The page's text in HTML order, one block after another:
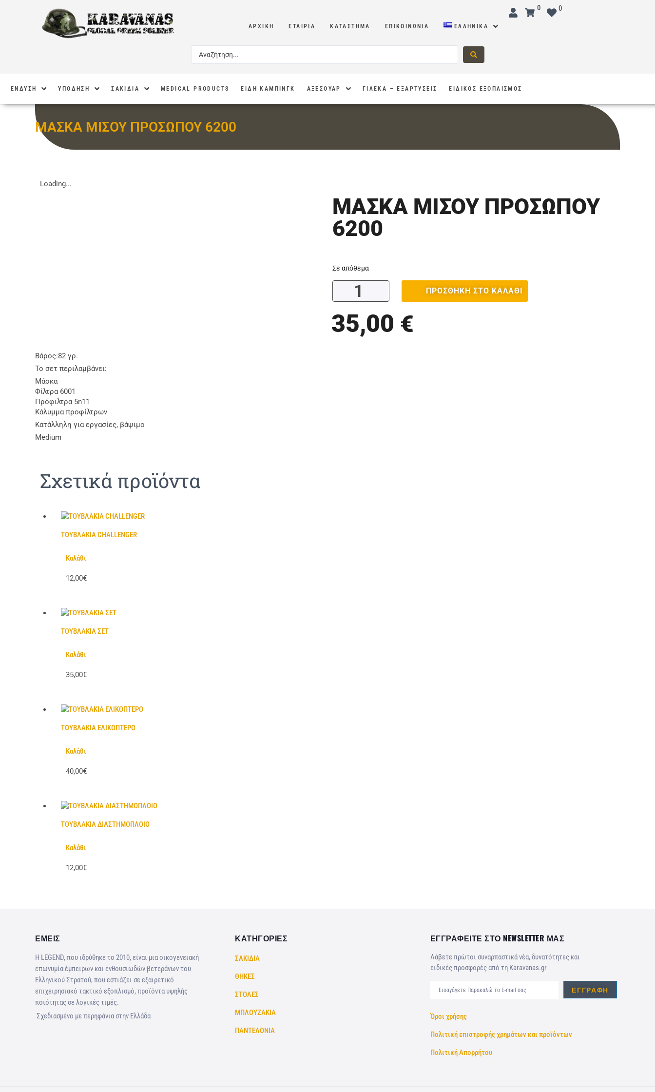
ΑΡΧΙΚΉ ΕΤΑΙΡΊΑ ΚΑΤΆΣΤΗΜΑ ΕΠΙΚΟΙΝΩΝΊΑ ΕΛΛΗΝΙΚΆ
0 0
ΕΝΔΥΣΗ ΥΠΟΔΗΣΗ ΣΑΚΙΔΙΑ MEDICAL PRODUCTS ΕΙΔΗ ΚΑΜΠΙΝΓΚ ΑΞΕΣΟΥΑΡ ΓΙΛΕΚΑ – ΕΞΑΡΤΥΣΕΙΣ ΕΙΔΙΚΟΣ ΕΞΟΠΛΙΣΜΟΣ
ΜΑΣΚΑ ΜΙΣΟΥ ΠΡΟΣΩΠΟΥ 6200
Loading...
ΜΑΣΚΑ ΜΙΣΟΥ ΠΡΟΣΩΠΟΥ
6200
Σε απόθεμα
ΠΡΟΣΘΉΚΗ ΣΤΟ ΚΑΛΆΘΙ
35,00 €
Βάρος:82 γρ.
Το σετ περιλαμβάνει:
Μάσκα
Φίλτρα 6001
Πρόφιλτρα 5n11
Κάλυμμα προφίλτρων
Κατάλληλη για εργασίες, βάψιμο
Medium
Σχετικά προϊόντα
ΤΟΥΒΛΑΚΙΑ CHALLENGER
Καλάθι
12,00€
ΤΟΥΒΛΑΚΙΑ ΣΕΤ
Καλάθι
35,00€
ΤΟΥΒΛΑΚΙΑ ΕΛΙΚΟΠΤΕΡΟ
Καλάθι
40,00€
ΤΟΥΒΛΑΚΙΑ ΔΙΑΣΤΗΜΟΠΛΟΙΟ
Καλάθι
12,00€
ΕΜΕΙΣ
Η LEGEND, που ιδρύθηκε το 2010, είναι μια οικογενειακή
επωνυμία έμπειρων και ενθουσιωδών βετεράνων του
Ελληνικού Στρατού, που εστιάζει σε εξαιρετικό
επιχειρησιακό τακτικό εξοπλισμό, προϊόντα υψηλής
ποιότητας σε λογικές τιμές.
Σχεδιασμένο με περηφάνια στην Ελλάδα
ΚΑΤΗΓΟΡΙΕΣ
ΣΑΚΙΔΙΑ
ΘΗΚΕΣ
ΣΤΟΛΕΣ
ΜΠΛΟΥΖΑΚΙΑ
ΠΑΝΤΕΛΟΝΙΑ
ΕΓΓΡΑΦΕΙΤΕ ΣΤΟ NEWSLETTER ΜΑΣ
Λάβετε πρώτοι συναρπαστικά νέα, δυνατότητες και
ειδικές προσφορές από τη Karavanas.gr
ΕΓΓΡΑΦΉ
Όροι χρήσης
Πολιτική επιστροφής χρημάτων και προϊόντων
Πολιτική Απορρήτου